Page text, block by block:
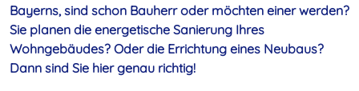
Bayerns, sind schon Bauherr oder möchten einer werden?
Sie planen die energetische Sanierung Ihres
Wohngebäudes? Oder die Errichtung eines Neubaus?
Dann sind Sie hier genau richtig!